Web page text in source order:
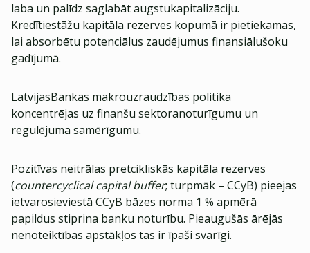
laba un palīdz saglabāt augstukapitalizāciju.
Kredītiestāžu kapitāla rezerves kopumā ir pietiekamas,
lai absorbētu potenciālus zaudējumus finansiālušoku
gadījumā.
LatvijasBankas makrouzraudzības politika
koncentrējas uz finanšu sektoranoturīgumu un
regulējuma samērīgumu.
Pozitīvas neitrālas pretcikliskās kapitāla rezerves
(countercyclical capital buffer; turpmāk – CCyB) pieejas
ietvarosieviestā CCyB bāzes norma 1 % apmērā
papildus stiprina banku noturību. Pieaugušās ārējās
nenoteiktības apstākļos tas ir īpaši svarīgi.